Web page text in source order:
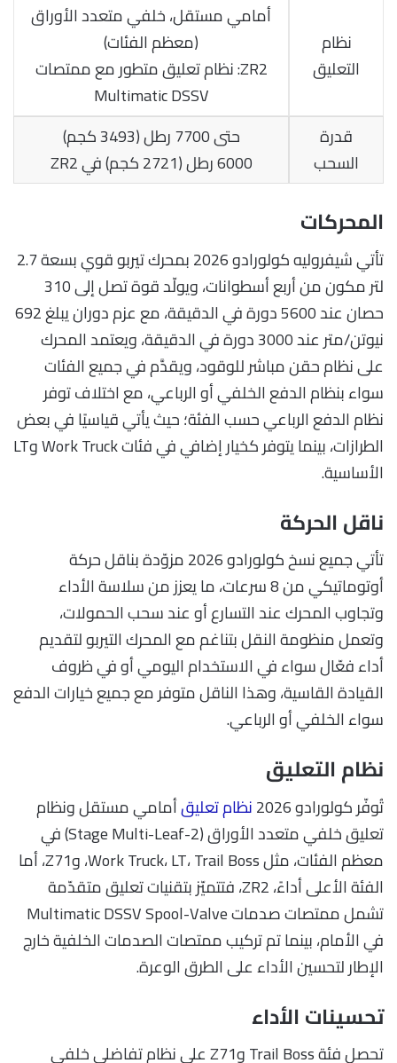
نظام
التعليق
أمامي مستقل، خلفي متعدد الأوراق
(معظم الفئات)
ZR2: نظام تعليق متطور مع ممتصات
Multimatic DSSV
قدرة
السحب
حتى 7700 رطل (3493 كجم)
6000 رطل (2721 كجم) في ZR2
المحركات
تأتي شيفروليه كولورادو 2026 بمحرك تيربو قوي بسعة 2.7
لتر مكون من أربع أسطوانات، ويولّد قوة تصل إلى 310
حصان عند 5600 دورة في الدقيقة، مع عزم دوران يبلغ 692
نيوتن/متر عند 3000 دورة في الدقيقة، ويعتمد المحرك
على نظام حقن مباشر للوقود، ويقدَّم في جميع الفئات
سواء بنظام الدفع الخلفي أو الرباعي، مع اختلاف توفر
نظام الدفع الرباعي حسب الفئة؛ حيث يأتي قياسيًا في بعض
الطرازات، بينما يتوفر كخيار إضافي في فئات Work Truck وLT
الأساسية.
ناقل الحركة
تأتي جميع نسخ كولورادو 2026 مزوّدة بناقل حركة
أوتوماتيكي من 8 سرعات، ما يعزز من سلاسة الأداء
وتجاوب المحرك عند التسارع أو عند سحب الحمولات،
وتعمل منظومة النقل بتناغم مع المحرك التيربو لتقديم
أداء فعّال سواء في الاستخدام اليومي أو في ظروف
القيادة القاسية، وهذا الناقل متوفر مع جميع خيارات الدفع
سواء الخلفي أو الرباعي.
نظام التعليق
تُوفّر كولورادو 2026 نظام تعليقأمامي مستقل ونظام
تعليق خلفي متعدد الأوراق (2-Stage Multi-Leaf) في
معظم الفئات، مثل Work Truck، LT، Trail Boss، وZ71، أما
الفئة الأعلى أداءً، ZR2، فتتميّز بتقنيات تعليق متقدّمة
تشمل ممتصات صدمات Multimatic DSSV Spool-Valve
في الأمام، بينما تم تركيب ممتصات الصدمات الخلفية خارج
الإطار لتحسين الأداء على الطرق الوعرة.
تحسينات الأداء
تحصل فئة Trail Boss وZ71 على نظام تفاضلي خلفي